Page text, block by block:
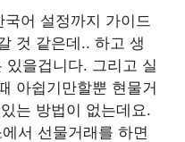
어 설정까지 가이드
것 같은데.. 하고 생
있을겁니다. 그리고 실
아쉽기만할뿐 현물거
는 방법이 없는데요.
서 선물거래를 하면